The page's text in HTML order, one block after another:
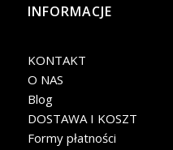
INFORMACJE
KONTAKT
O NAS
Blog
DOSTAWA I KOSZT
Formy płatności